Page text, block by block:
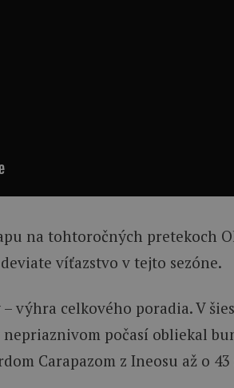
na tohtoročných pretekoch
víťazstvo v tejto sezóne.
výhra celkového poradia. V
počasí obliekal
Carapazom z Ineosu až o